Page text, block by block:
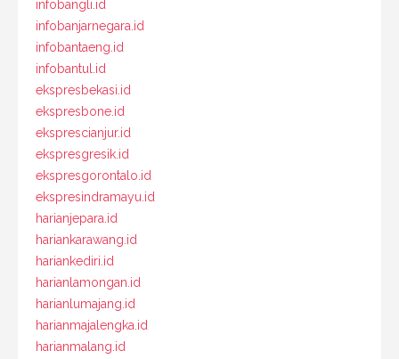
infobangli.id
infobanjarnegara.id
infobantaeng.id
infobantul.id
ekspresbekasi.id
ekspresbone.id
eksprescianjur.id
ekspresgresik.id
ekspresgorontalo.id
ekspresindramayu.id
harianjepara.id
hariankarawang.id
hariankediri.id
harianlamongan.id
harianlumajang.id
harianmajalengka.id
harianmalang.id